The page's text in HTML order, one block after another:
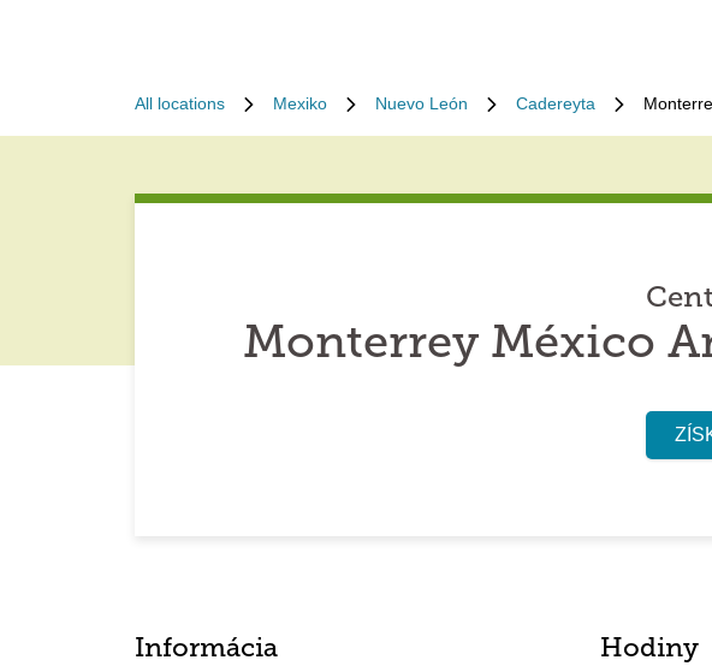
All locations Mexiko Nuevo León Cadereyta
Monterrey México
Informácia Hodiny